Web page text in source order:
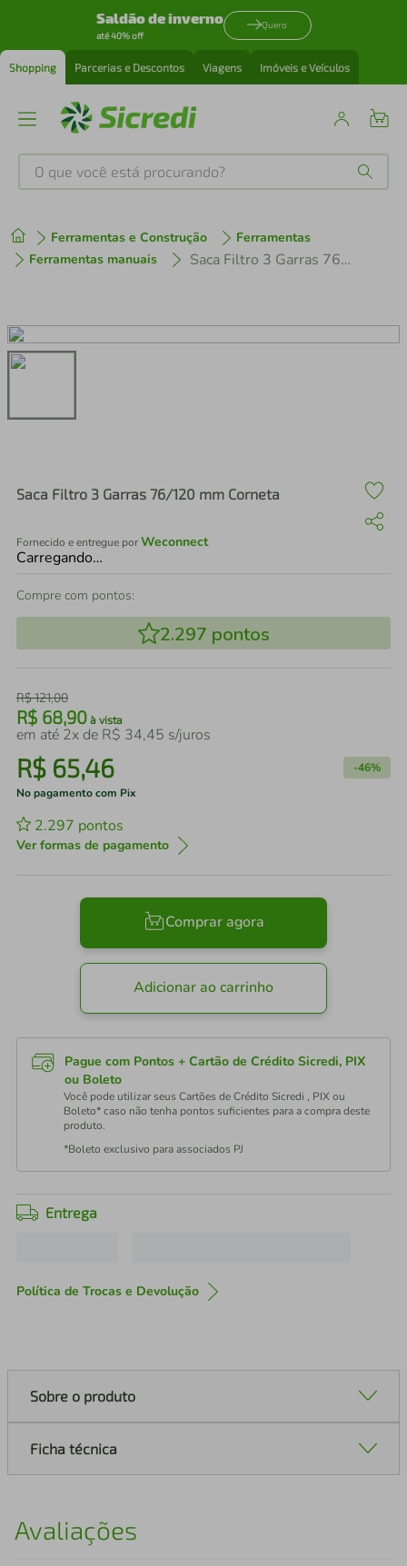
Saldão de inverno
até 40% off
Quero
Shopping Parcerias e Descontos Viagens Imóveis e Veículos
O que você está procurando?
Ferramentas e Construção
Ferramentas
Ferramentas manuais
Saca Filtro 3 Garras 76/120 mm Corneta
Saca Filtro 3 Garras 76/120 mm Corneta
Fornecido e entregue porWeconnect
Carregando…
Compre com pontos:
2.297 pontos
R$121,00
R$ 68,90 à vista
em até 2x de R$ 34,45 s/juros
R$ 65,46 -46%
No pagamento com Pix
2.297 pontos
Ver formas de pagamento
Comprar agora
Adicionar ao carrinho
Pague com Pontos + Cartão de Crédito Sicredi, PIX
ou Boleto
Você pode utilizar seus Cartões de Crédito Sicredi , PIX ou
Boleto* caso não tenha pontos suficientes para a compra deste
produto.
*Boleto exclusivo para associados PJ
Entrega
Política de Trocas e Devolução
Sobre o produto
Ficha técnica
Avaliações
1º tenis
3º